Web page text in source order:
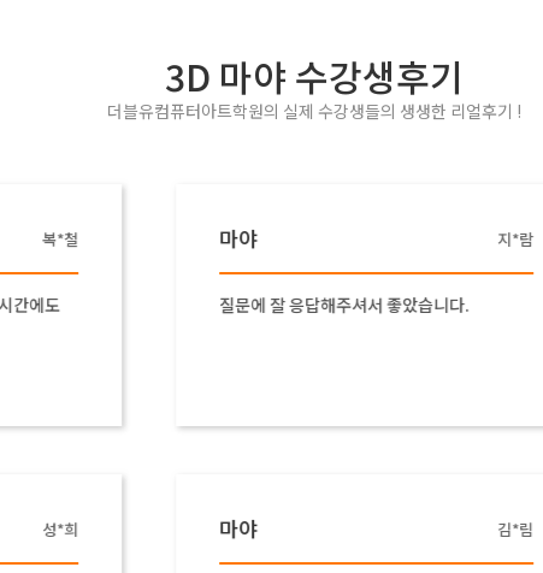
3D 마야 수강생후기
더블유컴퓨터아트학원의 실제 수강생들의 생생한 리얼후기 !
질문에 잘 응답해주셔서 좋았습니다.